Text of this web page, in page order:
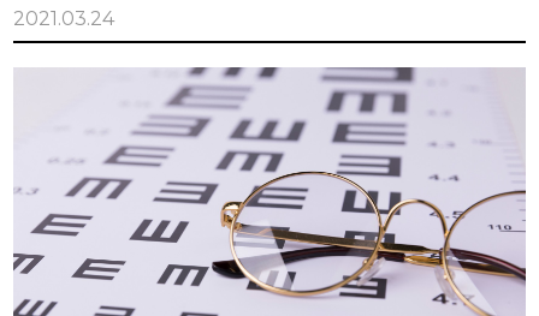
貸款
工業&工程
醫療
室內空間規劃
2021.03.24